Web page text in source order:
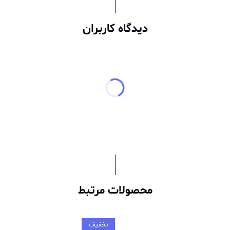
دیدگاه کاربران
محصولات مرتبط
تخفیف